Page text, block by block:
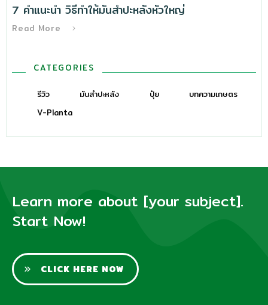
7 คำแนะนำ วิธีทําให้มันสำปะหลังหัวใหญ่
Read More
CATEGORIES
รีวิว มันสำปะหลัง ปุ๋ย
บทความเกษตร
V-Planta
Learn more about [your subject].
Start Now!
CLICK HERE NOW